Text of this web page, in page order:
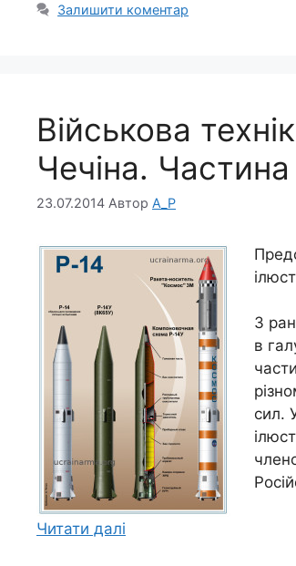
Залишити коментар
Військова
Чечіна.
23.07.2014 Автор A_P
З
в
сил.
Читати далі